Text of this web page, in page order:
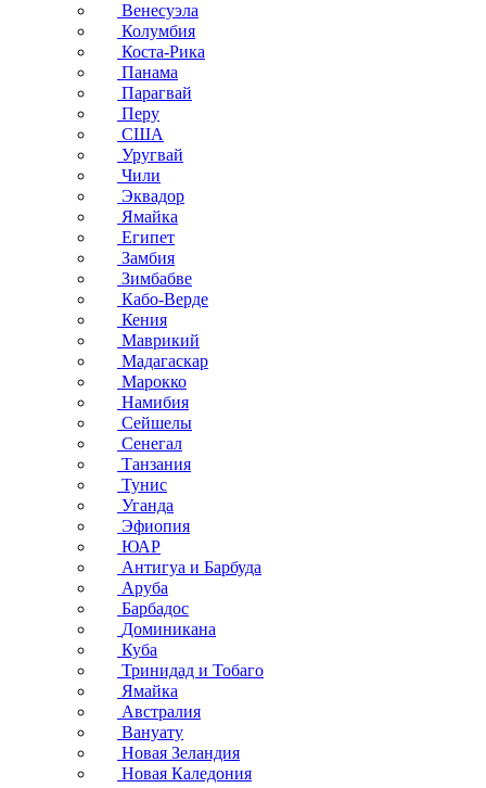
Венесуэла
Колумбия
Коста-Рика
Панама
Парагвай
Перу
США
Уругвай
Чили
Эквадор
Ямайка
Египет
Замбия
Зимбабве
Кабо-Верде
Кения
Маврикий
Мадагаскар
Марокко
Намибия
Сейшелы
Сенегал
Танзания
Тунис
Уганда
Эфиопия
ЮАР
Антигуа и Барбуда
Аруба
Барбадос
Доминикана
Куба
Тринидад и Тобаго
Ямайка
Австралия
Вануату
Новая Зеландия
Новая Каледония